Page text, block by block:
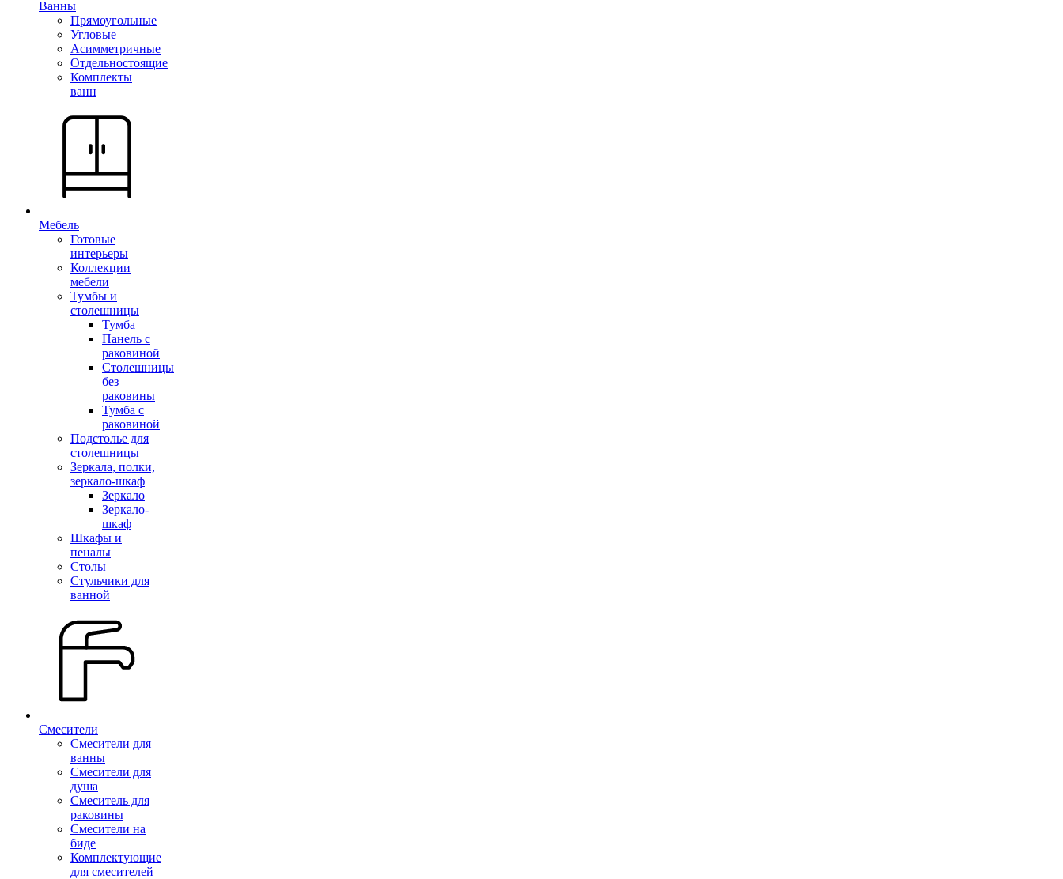
Ванны
Прямоугольные
Угловые
Асимметричные
Отдельностоящие
Комплекты
ванн
Мебель
Готовые
интерьеры
Коллекции
мебели
Тумбы и
столешницы
Тумба
Панель с
раковиной
Столешницы
без
раковины
Тумба с
раковиной
Подстолье для
столешницы
Зеркала, полки,
зеркало-шкаф
Зеркало
Зеркало-
шкаф
Шкафы и
пеналы
Столы
Стульчики для
ванной
Смесители
Смесители для
ванны
Смесители для
душа
Смеситель для
раковины
Смесители на
биде
Комплектующие
для смесителей